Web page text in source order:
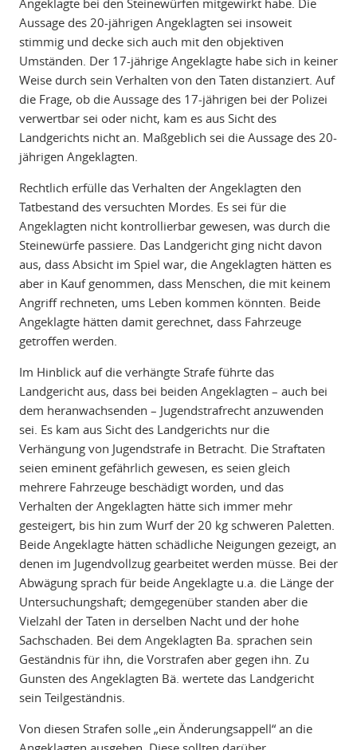
Angeklagte bei den Steinewürfen mitgewirkt habe. Die
Aussage des 20-jährigen Angeklagten sei insoweit
stimmig und decke sich auch mit den objektiven
Umständen. Der 17-jährige Angeklagte habe sich in keiner
Weise durch sein Verhalten von den Taten distanziert. Auf
die Frage, ob die Aussage des 17-jährigen bei der Polizei
verwertbar sei oder nicht, kam es aus Sicht des
Landgerichts nicht an. Maßgeblich sei die Aussage des 20-
jährigen Angeklagten.
Rechtlich erfülle das Verhalten der Angeklagten den
Tatbestand des versuchten Mordes. Es sei für die
Angeklagten nicht kontrollierbar gewesen, was durch die
Steinewürfe passiere. Das Landgericht ging nicht davon
aus, dass Absicht im Spiel war, die Angeklagten hätten es
aber in Kauf genommen, dass Menschen, die mit keinem
Angriff rechneten, ums Leben kommen könnten. Beide
Angeklagte hätten damit gerechnet, dass Fahrzeuge
getroffen werden.
Im Hinblick auf die verhängte Strafe führte das
Landgericht aus, dass bei beiden Angeklagten – auch bei
dem heranwachsenden – Jugendstrafrecht anzuwenden
sei. Es kam aus Sicht des Landgerichts nur die
Verhängung von Jugendstrafe in Betracht. Die Straftaten
seien eminent gefährlich gewesen, es seien gleich
mehrere Fahrzeuge beschädigt worden, und das
Verhalten der Angeklagten hätte sich immer mehr
gesteigert, bis hin zum Wurf der 20 kg schweren Paletten.
Beide Angeklagte hätten schädliche Neigungen gezeigt, an
denen im Jugendvollzug gearbeitet werden müsse. Bei der
Abwägung sprach für beide Angeklagte u.a. die Länge der
Untersuchungshaft; demgegenüber standen aber die
Vielzahl der Taten in derselben Nacht und der hohe
Sachschaden. Bei dem Angeklagten Ba. sprachen sein
Geständnis für ihn, die Vorstrafen aber gegen ihn. Zu
Gunsten des Angeklagten Bä. wertete das Landgericht
sein Teilgeständnis.
Von diesen Strafen solle „ein Änderungsappell“ an die